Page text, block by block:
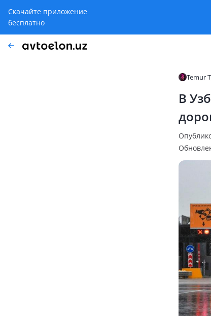
Скачайте приложение
бесплатно
Temur
В